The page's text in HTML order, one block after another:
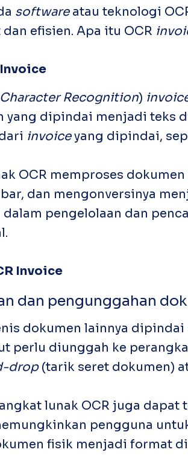
software atau teknologi
efisien. Apa itu OCR
Invoice
Recognition)
yang dipindai menjadi teks
invoiceyang dipindai,
OCR memproses
dan mengonversinya
pengelolaan dan
Invoice
dan pengunggahan
dokumen lainnya
perlu diunggah ke
drop(tarik seret dokumen)
lunak OCR juga
pengguna
fisik menjadi format